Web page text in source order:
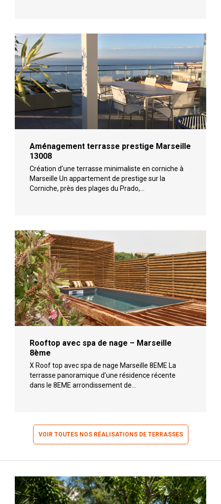
Aménagement terrasse prestige Marseille
13008
Création d’une terrasse minimaliste en corniche à
Marseille Un appartement de prestige sur la
Corniche, près des plages du Prado,…
Rooftop avec spa de nage – Marseille
8ème
X Roof top avec spa de nage Marseille 8EME La
terrasse panoramique d’une résidence récente
dans le 8EME arrondissement de…
VOIR TOUTES NOS RÉALISATIONS DE TERRASSES